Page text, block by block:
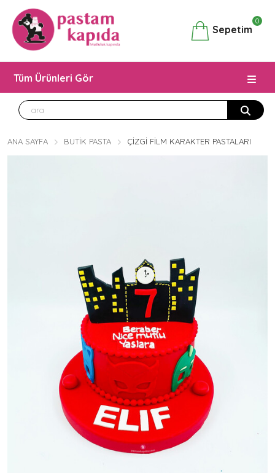
Sepetim
0
Tüm Ürünleri Gör
ANA SAYFA BUTIK PASTA ÇIZGI FILM KARAKTER PASTALARI